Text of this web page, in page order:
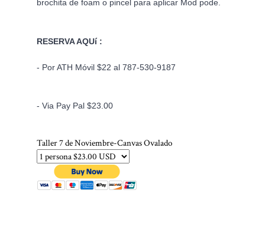
brochita de foam o pincel para aplicar Mod pode.
RESERVA AQUí :
- Por ATH Móvil $22 al 787-530-9187
- Via Pay Pal $23.00
Taller 7 de Noviembre-Canvas Ovalado